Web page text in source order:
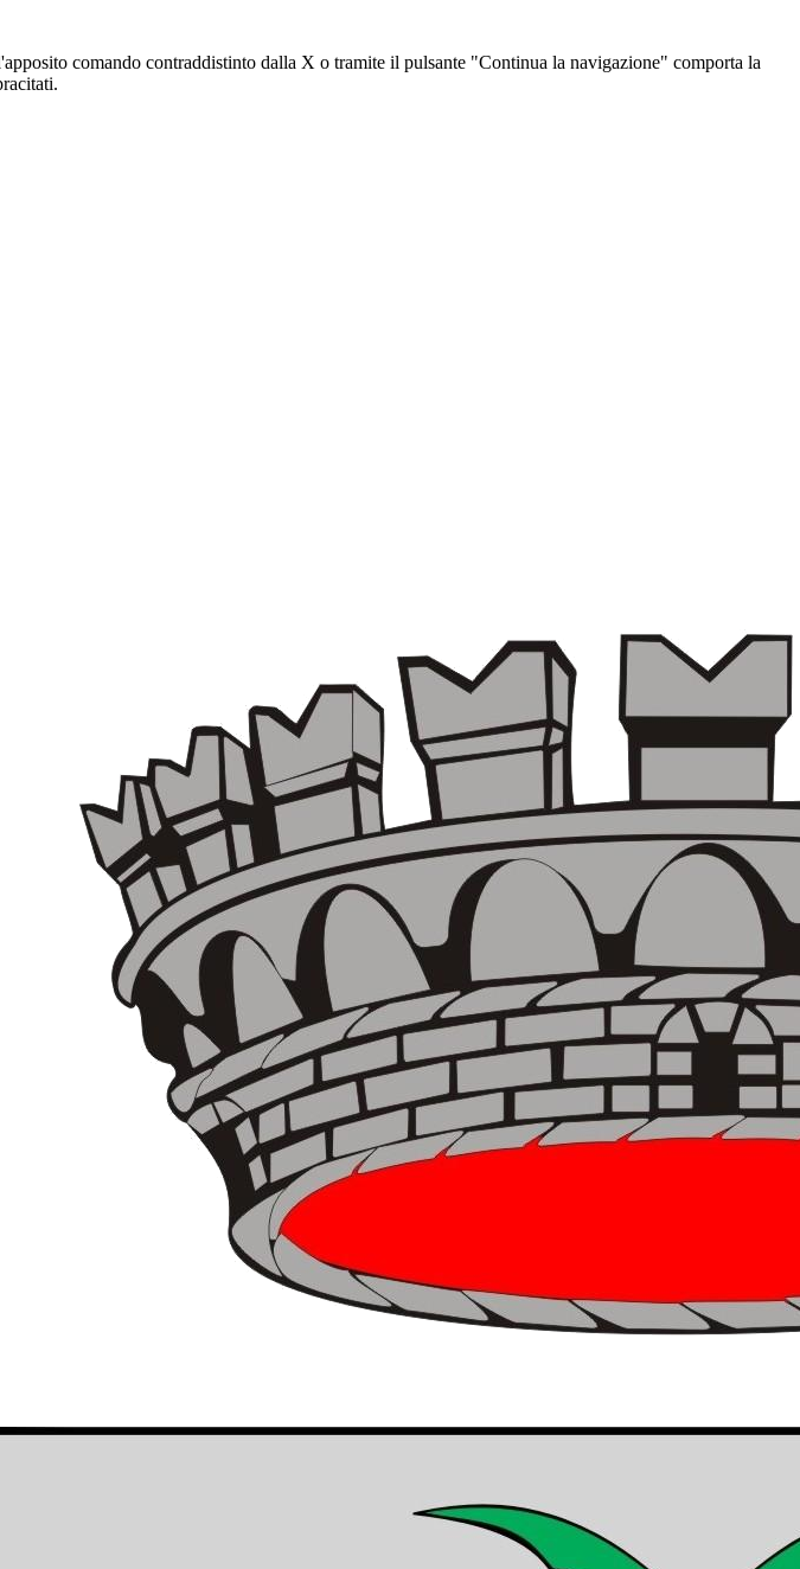
comando contraddistinto dalla X o tramite il pulsante "Continua la navigazione" comporta la